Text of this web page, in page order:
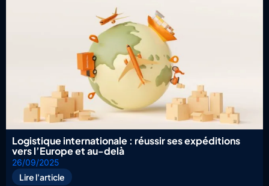
Logistique internationale : réussir ses expéditions
vers l’Europe et au-delà
26/09/2025
Lire l'article